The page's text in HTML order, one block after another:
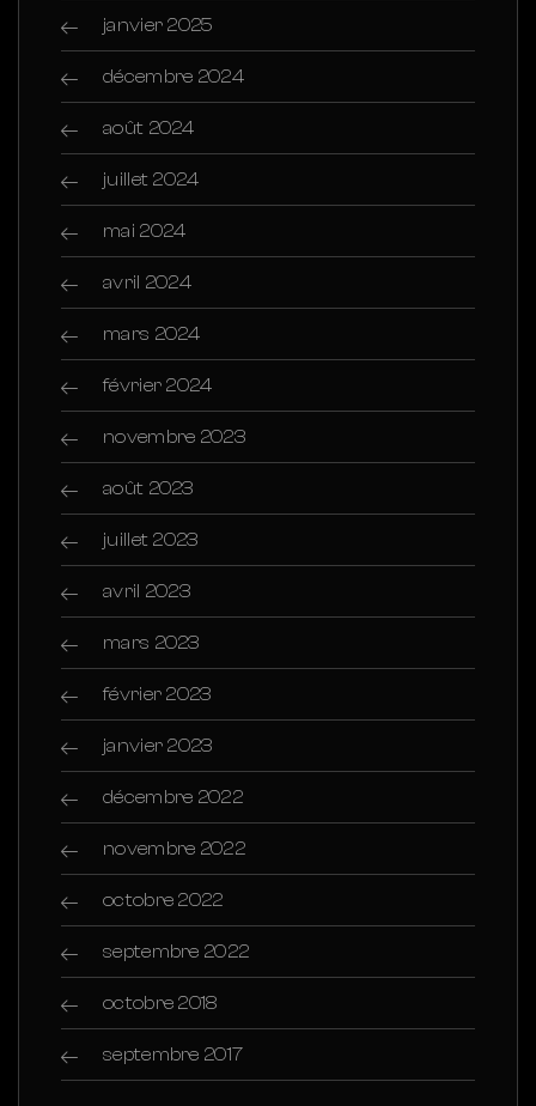
janvier 2025
décembre 2024
août 2024
juillet 2024
mai 2024
avril 2024
mars 2024
février 2024
novembre 2023
août 2023
juillet 2023
avril 2023
mars 2023
février 2023
janvier 2023
décembre 2022
novembre 2022
octobre 2022
septembre 2022
octobre 2018
septembre 2017